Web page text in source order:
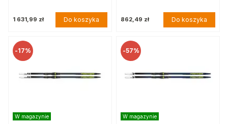
1 631,99 zł Do koszyka 862,49 zł Do koszyka
-17%
W magazynie
-57%
W magazynie